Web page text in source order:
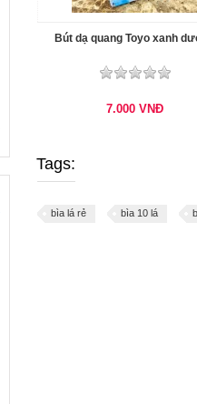
Bút dạ quang Toyo xanh
7.000VNĐ
Tags:
bìa lá rẻ bìa 10 lá